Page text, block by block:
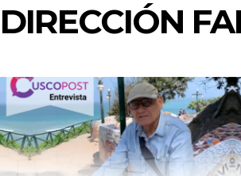
DIRECCIÓN